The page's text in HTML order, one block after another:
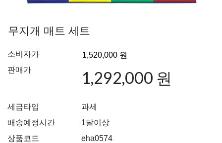
무지개 매트 세트
소비자가
판매가
1,292,000 원
세금타입
과세
배송예정시간
1달이상
상품코드
eha0574